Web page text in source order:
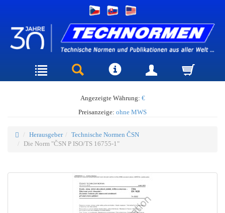
Angezeigte Währung: €
Preisanzeige: ohne MWS
Herausgeber
Technische Normen ČSN
Die Norm "ČSN P ISO/TS 16755-1"